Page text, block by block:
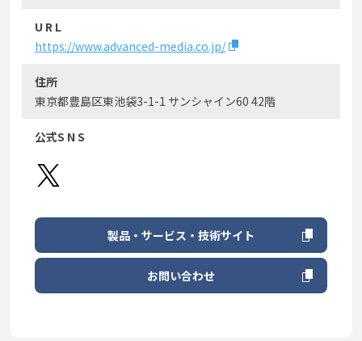
U R L
https://www.advanced-media.co.jp/
住所
東京都豊島区東池袋3-1-1 サンシャイン60 42階
公式S N S
製品・サービス・技術サイト
お問い合わせ